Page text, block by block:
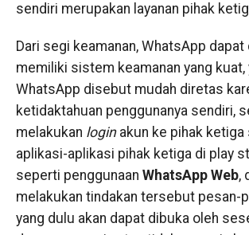
sendiri merupakan layanan pihak
Dari segi keamanan, WhatsApp dapat
memiliki sistem keamanan yang
WhatsApp disebut mudah diretas
ketidaktahuan penggunanya sendiri,
melakukan login akun ke pihak
aplikasi-aplikasi pihak ketiga di play
seperti penggunaan WhatsApp Web,
melakukan tindakan tersebut pesan-
yang dulu akan dapat dibuka oleh